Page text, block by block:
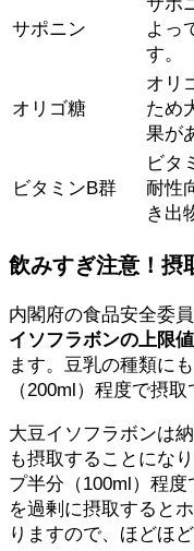
サポニン
よっ
す。
オリゴ糖
オリ
ため
果が
ビタミンB群
ビタ
耐性
き出
飲みすぎ注意！摂
内閣府の食品安全委
イソフラボンの上限
ます。豆乳の種類に
（200ml）程度で摂取
大豆イソフラボンは
も摂取することにな
プ半分（100ml）程
を過剰に摂取すると
りますので、ほどほ